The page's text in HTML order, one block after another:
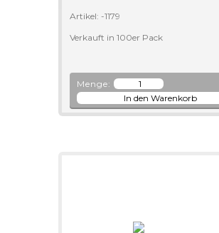
Artikel: -1179
Verkauft in 100er Pack
Menge: